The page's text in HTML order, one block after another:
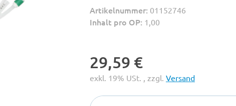
Artikelnummer: 01152746
Inhalt pro OP: 1,00
29,59 €
exkl. 19% USt. , zzgl. Versand